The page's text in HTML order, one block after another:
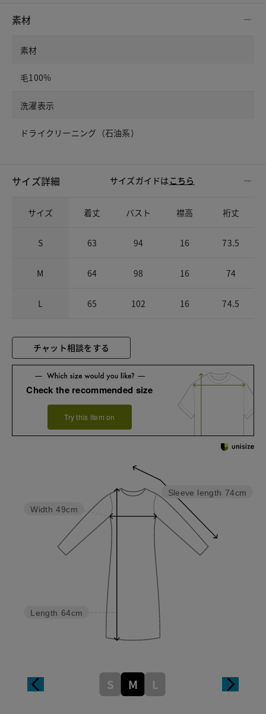
素材
素材
毛100%
洗濯表示
ドライクリーニング（石油系）
サイズ詳細 サイズガイドは こちら
サイズ 着丈 バスト 襟高 裄丈
S 63 94 16 73.5
M 64 98 16 74
L 65 102 16 74.5
チャット相談をする
Check the recommended size
Try this item on
Sleeve length 74cm
Length 64cm
Width 49cm
S M L